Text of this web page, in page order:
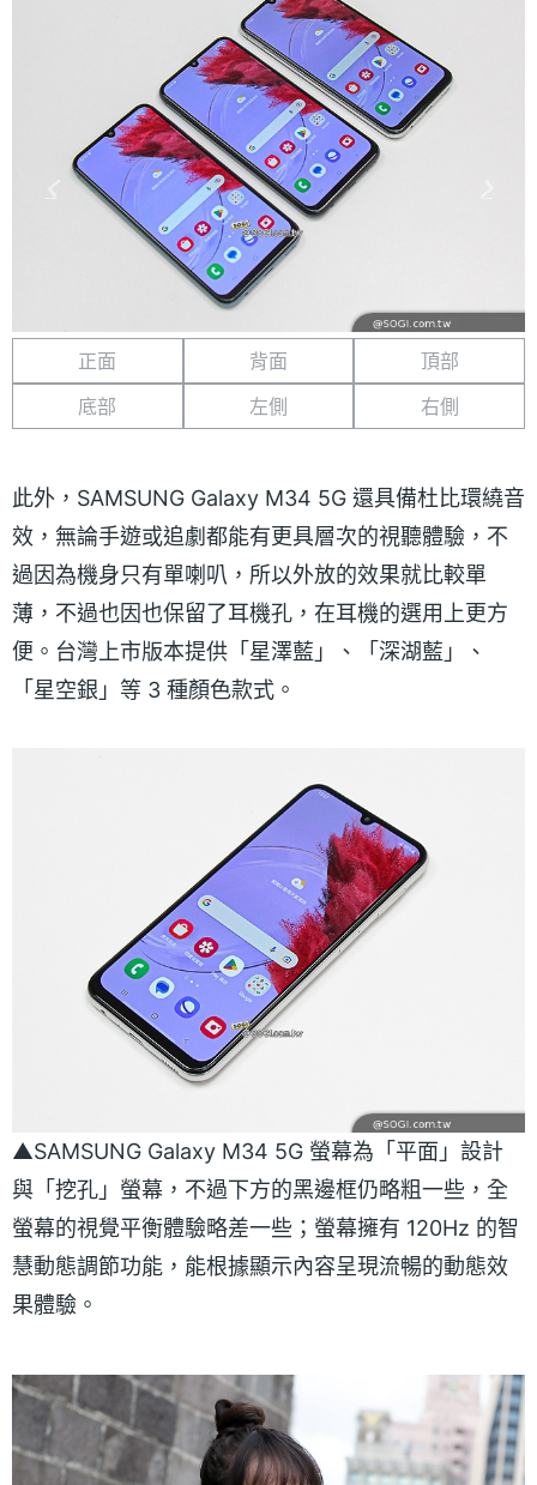
正面 背面
頂部
底部
左側 右側
此外，SAMSUNG Galaxy M34 5G 還具備杜比環繞音
效，無論手遊或追劇都能有更具層次的視聽體驗，不
過因為機身只有單喇叭，所以外放的效果就比較單
薄，不過也因也保留了耳機孔，在耳機的選用上更方
便。台灣上市版本提供「星澤藍」、「深湖藍」、
「星空銀」等 3 種顏色款式。
▲SAMSUNG Galaxy M34 5G 螢幕為「平面」設計
與「挖孔」螢幕，不過下方的黑邊框仍略粗一些，全
螢幕的視覺平衡體驗略差一些；螢幕擁有 120Hz 的智
慧動態調節功能，能根據顯示內容呈現流暢的動態效
果體驗。